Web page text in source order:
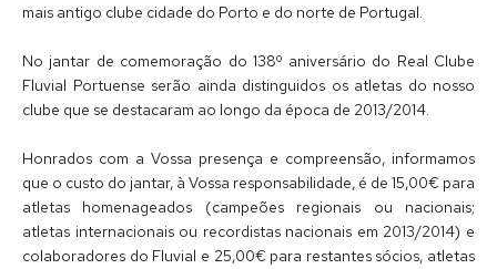
mais antigo clube cidade do Porto e do norte de Portugal.
No jantar de comemoração do 138º aniversário do Real Clube
Fluvial Portuense serão ainda distinguidos os atletas do nosso
clube que se destacaram ao longo da época de 2013/2014.
Honrados com a Vossa presença e compreensão, informamos
que o custo do jantar, à Vossa responsabilidade, é de 15,00€ para
atletas homenageados (campeões regionais ou nacionais;
atletas internacionais ou recordistas nacionais em 2013/2014) e
colaboradores do Fluvial e 25,00€ para restantes sócios, atletas